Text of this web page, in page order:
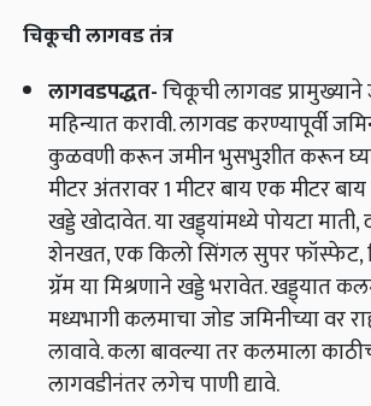
चिकूची लागवड तंत्र
लागवडपद्धत-चिकूची लागवड
महिन्यात करावी. लागवड करण्यापूर्वी
कुळवणी करून जमीन भुसभुशीत करून
मीटर अंतरावर 1 मीटर बाय एक मीटर
खड्डे खोदावेत. या खड्ड्यांमध्ये पोयटा माती,
शेनखत, एक किलो सिंगल सुपर फॉस्फेट,
ग्रॅम या मिश्रणाने खड्डे भरावेत. खड्ड्यात
मध्यभागी कलमाचा जोड जमिनीच्या वर
लावावे. कला बावल्या तर कलमाला
लागवडीनंतर लगेच पाणी द्यावे.